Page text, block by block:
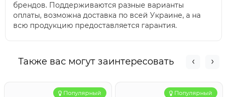
брендов. Поддерживаются разные варианты
оплаты, возможна доставка по всей Украине, а на
всю продукцию предоставляется гарантия.
Также вас могут заинтересовать
Популярный Популярный